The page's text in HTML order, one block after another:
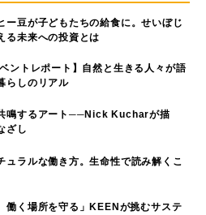
ー豆が子どもたちの給食に。せいぼじ
る未来への投資とは
ントレポート】自然と生きる人々が語
らしのリアル
鳴するアート──Nick Kucharが描
ざし
ュラルな働き方。生命性で読み解くこ
働く場所を守る」KEENが挑むサステ